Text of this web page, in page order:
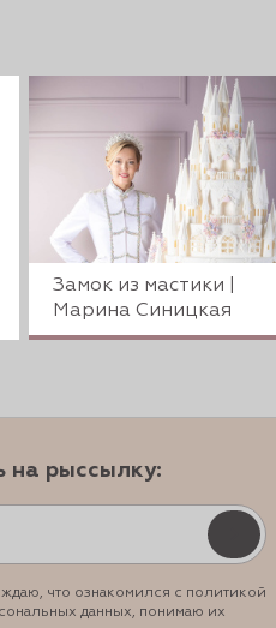
Замок из мастики |
Марина Синицкая
на рыссылку:
что ознакомился с политикой
данных, понимаю их